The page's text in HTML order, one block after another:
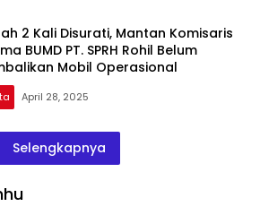
2 Kali Disurati, Mantan Komisaris
BUMD PT. SPRH Rohil Belum
Mobil Operasional
April 28, 2025
Selengkapnya